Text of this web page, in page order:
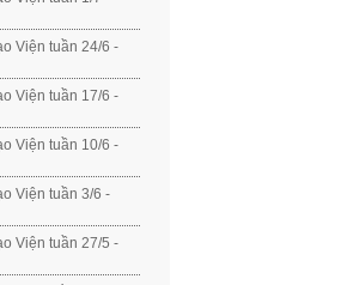
Viện tuần 24/6 -
Viện tuần 17/6 -
Viện tuần 10/6 -
Viện tuần 3/6 -
Viện tuần 27/5 -